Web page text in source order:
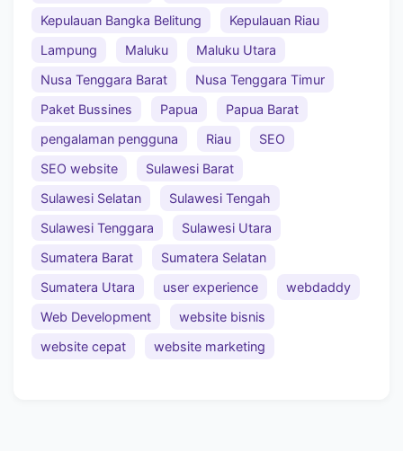
Kepulauan Bangka Belitung
Kepulauan Riau
Lampung
Maluku
Maluku Utara
Nusa Tenggara Barat
Nusa Tenggara Timur
Paket Bussines
Papua
Papua Barat
pengalaman pengguna
Riau
SEO
SEO website
Sulawesi Barat
Sulawesi Selatan
Sulawesi Tengah
Sulawesi Tenggara
Sulawesi Utara
Sumatera Barat
Sumatera Selatan
Sumatera Utara
user experience
webdaddy
Web Development
website bisnis
website cepat
website marketing